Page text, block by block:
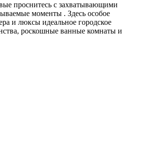
проснитесь с захватывающими
моменты . Здесь особое
и люксы идеальное городское
роскошные ванные комнаты и